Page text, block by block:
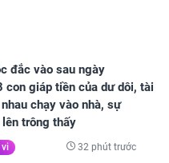
đắc vào sau ngày
giáp tiền của dư dôi, tài
chạy vào nhà, sự
trông thấy
vi 32 phút trước